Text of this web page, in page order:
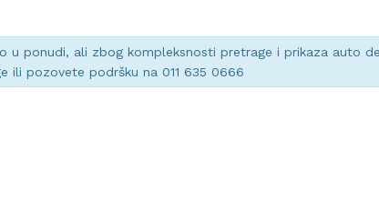
u ponudi, ali zbog kompleksnosti pretrage i prikaza auto
ili pozovete podršku na 011 635 0666